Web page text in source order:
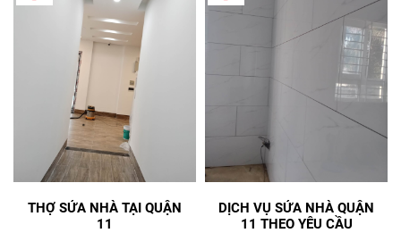
THỢ SỬA NHÀ TẠI QUẬN
11
DỊCH VỤ SỬA NHÀ QUẬN
11 THEO YÊU CẦU